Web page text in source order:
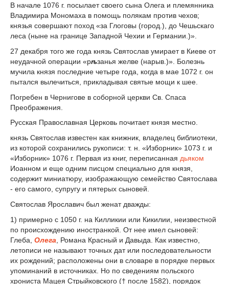
В начале 1076 г. посылает своего сына Олега и племянника
Владимира Мономаха в помощь полякам против чехов;
князья совершают поход «за Глоговы (город.), до Чешьскаго
леса (ныне на границе Западной Чехии и Германии.)».
27 декабря того же года князь Святослав умирает в Киеве от
неудачной операции «рѣзанья желве (нарыв.)». Болезнь
мучила князя последние четыре года, когда в мае 1072 г. он
пытался вылечиться, прикладывая святые мощи к шее.
Погребен в Чернигове в соборной церкви Св. Спаса
Преображения.
Русская Православная Церковь почитает князя местно.
князь Святослав известен как книжник, владелец библиотеки,
из которой сохранились рукописи: т. н. «Изборник» 1073 г. и
«Изборник» 1076 г. Первая из книг, переписанная дьяком
Иоанном и еще одним писцом специально для князя,
содержит миниатюру, изображающую семейство Святослава
- его самого, супругу и пятерых сыновей.
Святослав Ярославич был женат дважды:
1) примерно с 1050 г. на Килликии или Кикилии, неизвестной
по происхождению иностранкой. От нее имел сыновей:
Глеба, Олега , Романа Красный и Давыда. Как известно,
летописи не называют точных дат или последовательности
их рождений; расположены они в словаре в порядке первых
упоминаний в источниках. Но по сведениям польского
хрониста Мацея Стрыйковского († после 1582), порядок